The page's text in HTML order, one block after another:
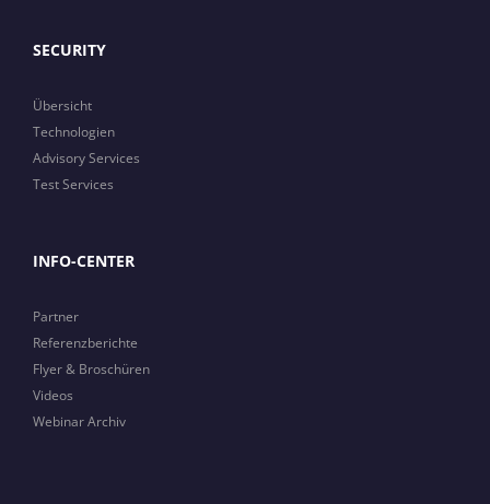
SECURITY
Übersicht
Technologien
Advisory Services
Test Services
INFO-CENTER
Partner
Referenzberichte
Flyer & Broschüren
Videos
Webinar Archiv